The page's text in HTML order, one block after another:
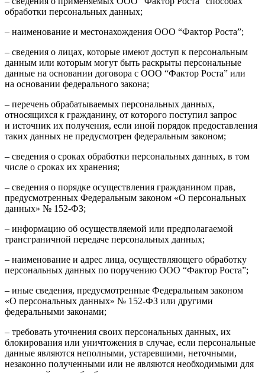
обработки персональных данных;
– наименование и местонахождения ООО “Фактор Роста”;
– сведения о лицах, которые имеют доступ к персональным
данным или которым могут быть раскрыты персональные
данные на основании договора с ООО “Фактор Роста” или
на основании федерального закона;
– перечень обрабатываемых персональных данных,
относящихся к гражданину, от которого поступил запрос
и источник их получения, если иной порядок предоставления
таких данных не предусмотрен федеральным законом;
– сведения о сроках обработки персональных данных, в том
числе о сроках их хранения;
– сведения о порядке осуществления гражданином прав,
предусмотренных Федеральным законом «О персональных
данных» № 152-ФЗ;
– информацию об осуществляемой или предполагаемой
трансграничной передаче персональных данных;
– наименование и адрес лица, осуществляющего обработку
персональных данных по поручению ООО “Фактор Роста”;
– иные сведения, предусмотренные Федеральным законом
«О персональных данных» № 152-ФЗ или другими
федеральными законами;
– требовать уточнения своих персональных данных, их
блокирования или уничтожения в случае, если персональные
данные являются неполными, устаревшими, неточными,
незаконно полученными или не являются необходимыми для